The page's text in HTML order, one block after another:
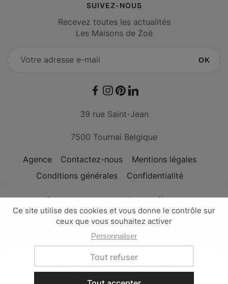
L'esprit Quesnoy (F)
Agence Contactez-nous
Mentions légales
Conditions générales
Confidentialité
39 rue Saint-Jean
7500 Tournai Belgique
SUIVEZ-NOUS
Recevez toutes les actualités
Les Maisons de Zoë
OK
Les Maisons de Zoë - © Copyright 2026
Conçu avec passion par l'agence Nateev